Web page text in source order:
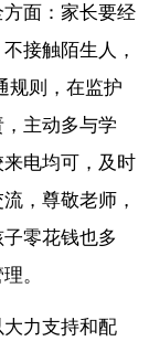
面：家长要经
接触陌生人，
规则，在监护
主动多与学
电均可，及时
，尊敬老师，
零花钱也多
。
力支持和配